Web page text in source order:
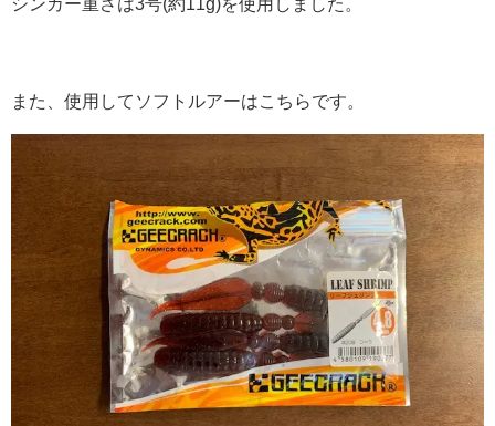
また、使用してソフトルアーはこちらです。